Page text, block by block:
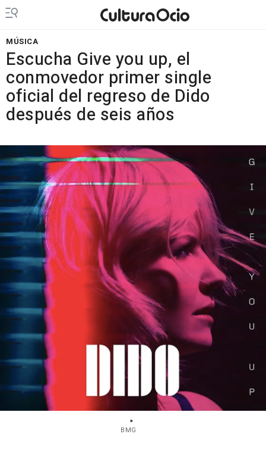
MÚSICA
Escucha Give you up, el
conmovedor primer single
oficial del regreso de Dido
después de seis años
BMG